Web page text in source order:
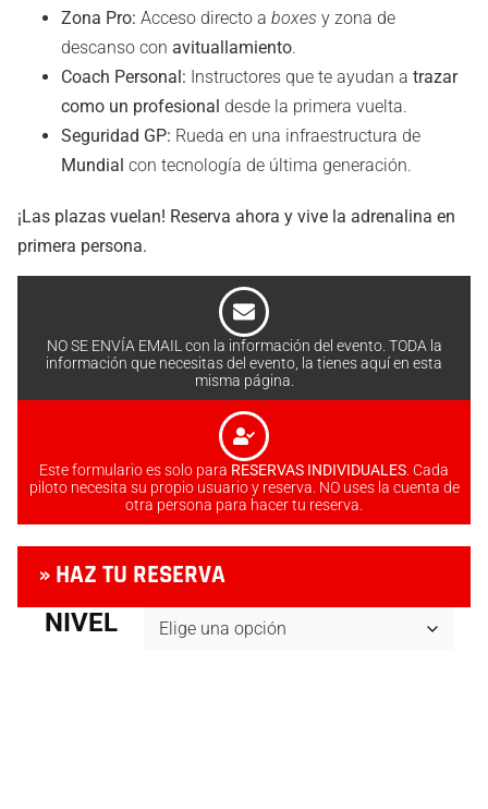
Zona Pro: Acceso directo a boxes y zona de
descanso con avituallamiento.
Coach Personal: Instructores que te ayudan a trazar
como un profesional desde la primera vuelta.
Seguridad GP: Rueda en una infraestructura de
Mundial con tecnología de última generación.
¡Las plazas vuelan! Reserva ahora y vive la adrenalina en
primera persona.
NO SE ENVÍA EMAIL con la información del evento. TODA la
información que necesitas del evento, la tienes aquí en esta
misma página.
Este formulario es solo para RESERVAS INDIVIDUALES . Cada
piloto necesita su propio usuario y reserva. NO uses la cuenta de
otra persona para hacer tu reserva.
» HAZ TU RESERVA
NIVEL